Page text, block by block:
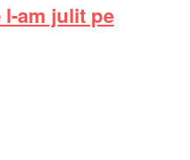
l-am julit pe